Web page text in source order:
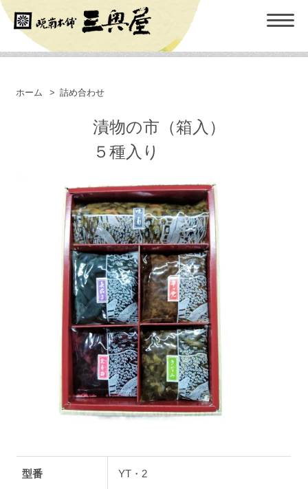
ホーム > 詰め合わせ
漬物の市（箱入）
５種入り
型番 YT・2